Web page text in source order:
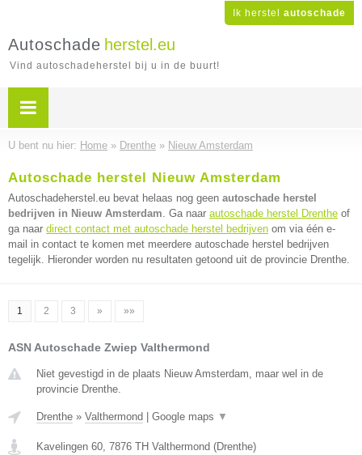
Ik herstel autoschade
Autoschade herstel.eu
Vind autoschadeherstel bij u in de buurt!
U bent nu hier: Home » Drenthe » Nieuw Amsterdam
Autoschade herstel Nieuw Amsterdam
Autoschadeherstel.eu bevat helaas nog geen autoschade herstel
bedrijven in Nieuw Amsterdam. Ga naar autoschade herstel Drenthe of
ga naar direct contact met autoschade herstel bedrijven om via één e-
mail in contact te komen met meerdere autoschade herstel bedrijven
tegelijk. Hieronder worden nu resultaten getoond uit de provincie Drenthe.
1 2 3 » »»
ASN Autoschade Zwiep Valthermond
Niet gevestigd in de plaats Nieuw Amsterdam, maar wel in de
provincie Drenthe.
Drenthe » Valthermond Google maps ▼
Kavelingen 60, 7876 TH Valthermond (Drenthe)